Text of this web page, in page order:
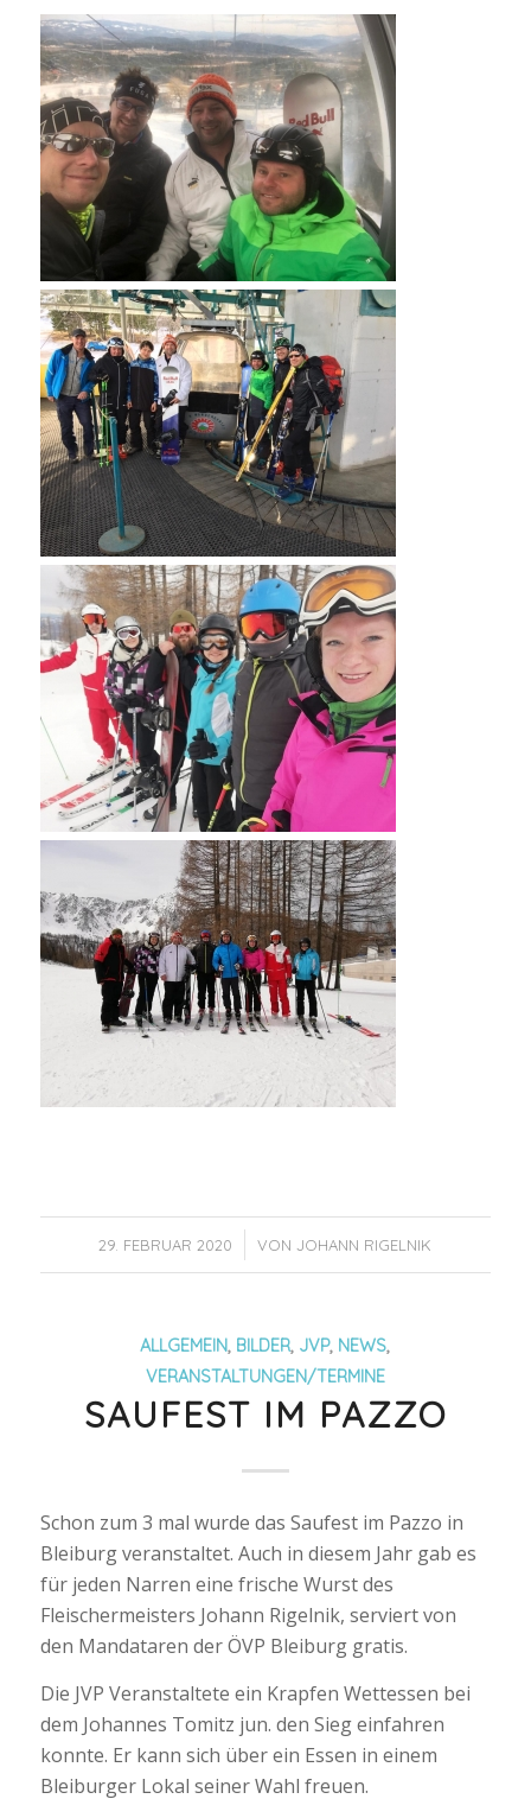
29. FEBRUAR 2020
/ VONJOHANN RIGELNIK
ALLGEMEIN, BILDER, JVP, NEWS,
VERANSTALTUNGEN/TERMINE
SAUFEST IM PAZZO
Schon zum 3 mal wurde das Saufest im Pazzo in
Bleiburg veranstaltet. Auch in diesem Jahr gab es
für jeden Narren eine frische Wurst des
Fleischermeisters Johann Rigelnik, serviert von
den Mandataren der ÖVP Bleiburg gratis.
Die JVP Veranstaltete ein Krapfen Wettessen bei
dem Johannes Tomitz jun. den Sieg einfahren
konnte. Er kann sich über ein Essen in einem
Bleiburger Lokal seiner Wahl freuen.